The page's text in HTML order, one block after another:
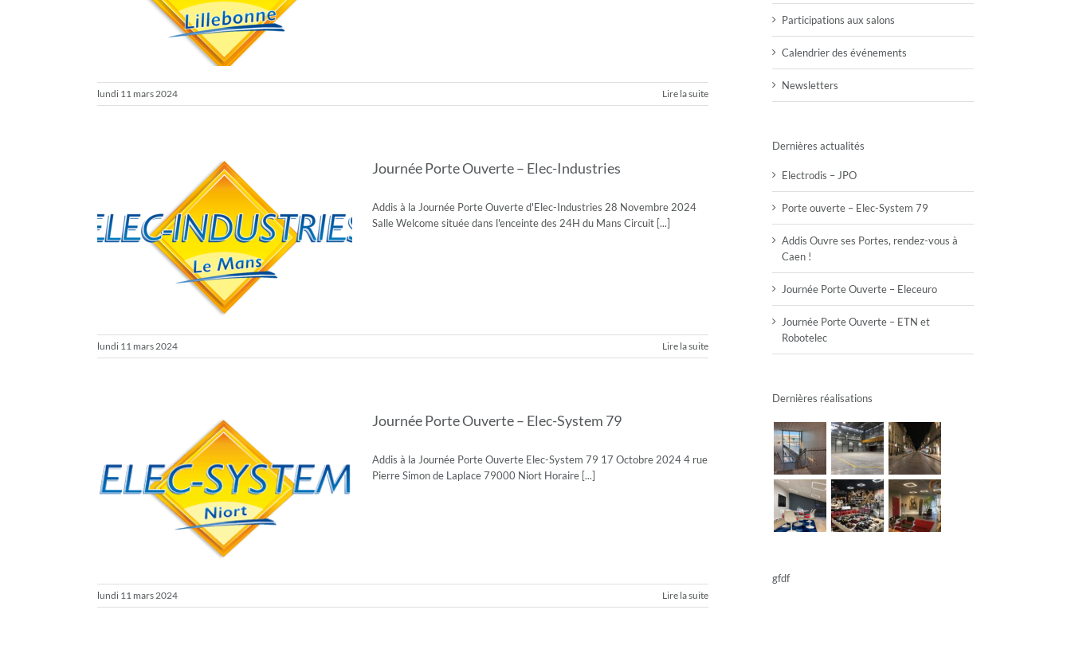
lundi 11 mars 2024 Lire la suite
Journée Porte Ouverte – Elec-Industries
Addis à la Journée Porte Ouverte d'Elec-Industries 28 Novembre 2024
Salle Welcome située dans l'enceinte des 24H du Mans Circuit [...]
lundi 11 mars 2024 Lire la suite
Journée Porte Ouverte – Elec-System 79
Addis à la Journée Porte Ouverte Elec-System 79 17 Octobre 2024 4 rue
Pierre Simon de Laplace 79000 Niort Horaire [...]
lundi 11 mars 2024 Lire la suite
Participations aux salons
Calendrier des événements
Newsletters
Dernières actualités
Electrodis – JPO
Porte ouverte – Elec-System 79
Addis Ouvre ses Portes, rendez-vous à
Caen !
Journée Porte Ouverte – Eleceuro
Journée Porte Ouverte – ETN et
Robotelec
Dernières réalisations
gfdf